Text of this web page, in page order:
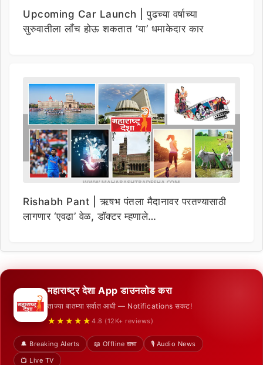
Upcoming Car Launch | पुढच्या वर्षाच्या
सुरुवातीला लाँच होऊ शकतात ‘या’ धमाकेदार कार
Rishabh Pant | ऋषभ पंतला मैदानावर परतण्यासाठी
लागणार ‘एवढा’ वेळ, डॉक्टर म्हणाले…
महाराष्ट्र देशा App डाउनलोड करा
ताज्या बातम्या सर्वात आधी — Notifications सकट!
★★★★★ 4.8 (12K+ reviews)
🔔 Breaking Alerts 📖 Offline वाचा
🎙️ Audio News
📺 Live TV